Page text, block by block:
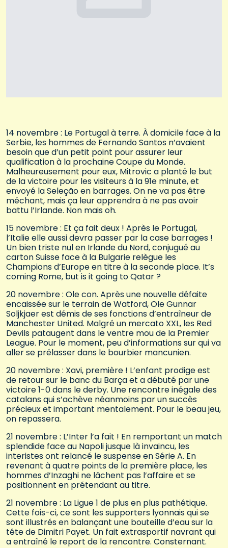
14 novembre : Le Portugal à terre. À domicile face à la
Serbie, les hommes de Fernando Santos n’avaient
besoin que d’un petit point pour assurer leur
qualification à la prochaine Coupe du Monde.
Malheureusement pour eux, Mitrovic a planté le but
de la victoire pour les visiteurs à la 91e minute, et
envoyé la Seleção en barrages. On ne va pas être
méchant, mais ça leur apprendra à ne pas avoir
battu l’Irlande. Non mais oh.
15 novembre : Et ça fait deux ! Après le Portugal,
l’Italie elle aussi devra passer par la case barrages !
Un bien triste nul en Irlande du Nord, conjugué au
carton Suisse face à la Bulgarie relègue les
Champions d’Europe en titre à la seconde place. It’s
coming Rome, but is it going to Qatar ?
20 novembre : Ole con. Après une nouvelle défaite
encaissée sur le terrain de Watford, Ole Gunnar
Soljkjaer est démis de ses fonctions d’entraîneur de
Manchester United. Malgré un mercato XXL, les Red
Devils pataugent dans le ventre mou de la Premier
League. Pour le moment, peu d’informations sur qui va
aller se prélasser dans le bourbier mancunien.
20 novembre : Xavi, première ! L’enfant prodige est
de retour sur le banc du Barça et a débuté par une
victoire 1-0 dans le derby. Une rencontre inégale des
catalans qui s’achève néanmoins par un succès
précieux et important mentalement. Pour le beau jeu,
on repassera.
21 novembre : L’Inter l’a fait ! En remportant un match
splendide face au Napoli jusque là invaincu, les
interistes ont relancé le suspense en Série A. En
revenant à quatre points de la première place, les
hommes d’Inzaghi ne lâchent pas l’affaire et se
positionnent en prétendant au titre.
21 novembre : La Ligue 1 de plus en plus pathétique.
Cette fois-ci, ce sont les supporters lyonnais qui se
sont illustrés en balançant une bouteille d’eau sur la
tête de Dimitri Payet. Un fait extrasportif navrant qui
a entraîné le report de la rencontre. Consternant.